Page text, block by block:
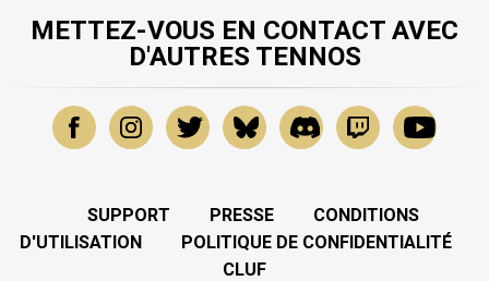
METTEZ-VOUS EN CONTACT AVEC
D'AUTRES TENNOS
SUPPORT PRESSE
CONDITIONS
D'UTILISATION
POLITIQUE DE CONFIDENTIALITÉ
CLUF